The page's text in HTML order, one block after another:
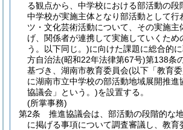
る観点から、中学校における部活動の段
中学校が実施主体となり部活動として行
ツ・文化芸術活動について、その実施主
げ、関係者が連携して実施していくため
う。以下同じ。)に向けた課題に総合的
方自治法(昭和22年法律第67号)第138条
基づき、湖南市教育委員会(以下「教育
に湖南市立中学校の部活動地域展開推進
協議会」という。)を設置する。
(所掌事務)
第2条
推進協議会は、部活動の段階的な
に掲げる事項について調査審議し、教育